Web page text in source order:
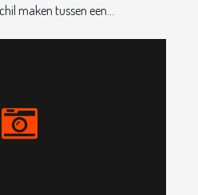
maken tussen een...